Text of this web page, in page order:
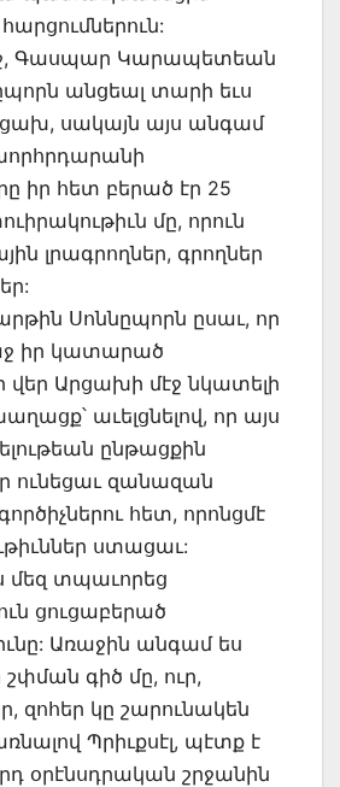
Գասպար Կարապետեան
անցեալ տարի եւս
սակայն այս անգամ
իր հետ բերած էր 25
մը, որուն
լրագրողներ, գրողներ
Սոննըպորն ըսաւ, որ
իր կատարած
ի վեր Արցախի մէջ նկատելի
աւելցնելով, որ այս
ընթացքին
ունեցաւ զանազան
հետ, որոնցմէ
ստացաւ:
մեզ տպաւորեց
ցուցաբերած
Առաջին անգամ ես
շփման գիծ մը, ուր,
կը շարունակեն
Պրիւքսէլ, պէտք է
օրէնսդրական շրջանին